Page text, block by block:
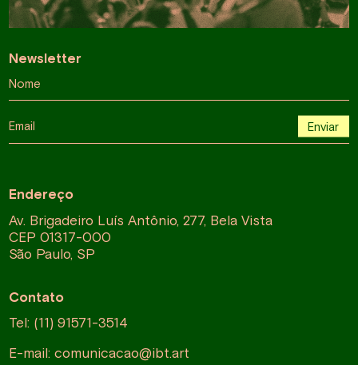
Endereço
Av. Brigadeiro Luís Antônio, 277, Bela Vista
CEP 01317-000
São Paulo, SP
Contato
Tel: (11) 91571-3514
E-mail: comunicacao@ibt.art
Newsletter
Nome
Email Enviar